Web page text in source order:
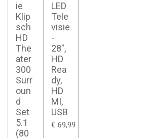
ie
Klip
sch
HD
The
ater
300
Surr
oun
d
Set
5.1
(80
LED
Tele
visie
-
28",
HD
Rea
dy,
HD
MI,
USB
€ 69,99